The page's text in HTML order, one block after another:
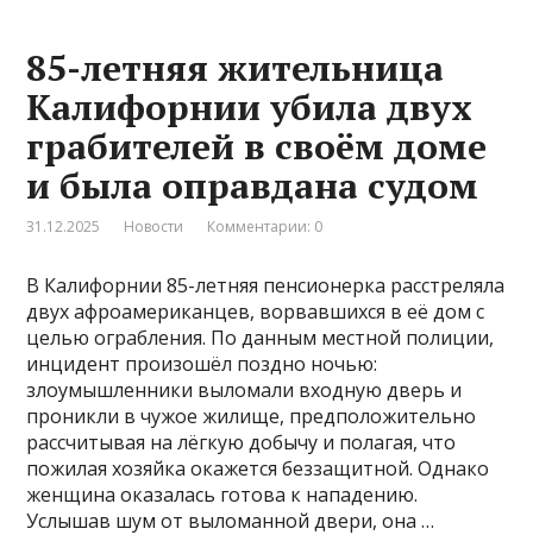
85-летняя жительница
Калифорнии убила двух
грабителей в своём доме
и была оправдана судом
31.12.2025 Новости Комментарии: 0
В Калифорнии 85-летняя пенсионерка расстреляла
двух афроамериканцев, ворвавшихся в её дом с
целью ограбления. По данным местной полиции,
инцидент произошёл поздно ночью:
злоумышленники выломали входную дверь и
проникли в чужое жилище, предположительно
рассчитывая на лёгкую добычу и полагая, что
пожилая хозяйка окажется беззащитной. Однако
женщина оказалась готова к нападению.
Услышав шум от выломанной двери, она …